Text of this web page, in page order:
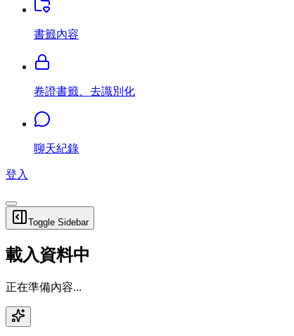
書籤內容
卷證書籤、去識別化
聊天紀錄
登入
Toggle Sidebar
載入資料中
正在準備內容...